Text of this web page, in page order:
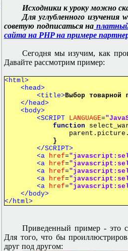
Исходники к уроку можно
Для углубленного изучения
советую подписаться на
сайта на PHP на примере
Сегодня мы изучим, как
Давайте рассмотрим пример:
<html>
<head>
<title> Выбор товарной
</head>
<body>
<SCRIPT
LANGUAGE=
function
}
</SCRIPT>
<a
href="javascript
<a
href=
<a
href=
<a
href=
<a
href=
</body>
</html>
Приведенный пример - это
Для того, что бы
друг под другом: